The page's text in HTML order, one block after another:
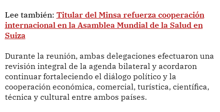
Lee también: Titular del Minsa refuerza cooperación
internacional en la Asamblea Mundial de la Salud en
Suiza
Durante la reunión, ambas delegaciones efectuaron una
revisión integral de la agenda bilateral y acordaron
continuar fortaleciendo el diálogo político y la
cooperación económica, comercial, turística, científica,
técnica y cultural entre ambos países.